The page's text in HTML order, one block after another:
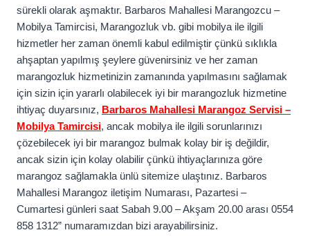
sürekli olarak aşmaktır. Barbaros Mahallesi Marangozcu –
Mobilya Tamircisi, Marangozluk vb. gibi mobilya ile ilgili
hizmetler her zaman önemli kabul edilmiştir çünkü sıklıkla
ahşaptan yapılmış şeylere güvenirsiniz ve her zaman
marangozluk hizmetinizin zamanında yapılmasını sağlamak
için sizin için yararlı olabilecek iyi bir marangozluk hizmetine
ihtiyaç duyarsınız, Barbaros Mahallesi Marangoz Servisi –
Mobilya Tamircisi, ancak mobilya ile ilgili sorunlarınızı
çözebilecek iyi bir marangoz bulmak kolay bir iş değildir,
ancak sizin için kolay olabilir çünkü ihtiyaçlarınıza göre
marangoz sağlamakla ünlü sitemize ulaştınız. Barbaros
Mahallesi Marangoz iletişim Numarası, Pazartesi –
Cumartesi günleri saat Sabah 9.00 – Akşam 20.00 arası 0554
858 1312” numaramızdan bizi arayabilirsiniz.